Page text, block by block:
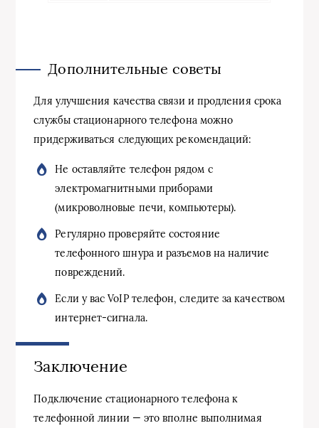
Дополнительные советы
Для улучшения качества связи и продления срока
службы стационарного телефона можно
придерживаться следующих рекомендаций:
Не оставляйте телефон рядом с
электромагнитными приборами
(микроволновые печи, компьютеры).
Регулярно проверяйте состояние
телефонного шнура и разъемов на наличие
повреждений.
Если у вас VoIP телефон, следите за качеством
интернет-сигнала.
Заключение
Подключение стационарного телефона к
телефонной линии — это вполне выполнимая